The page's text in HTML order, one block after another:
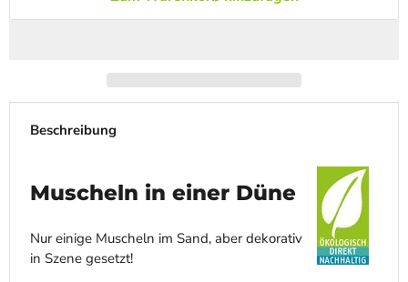
Beschreibung
Muscheln in einer Düne
Nur einige Muscheln im Sand, aber dekorativ
in Szene gesetzt!